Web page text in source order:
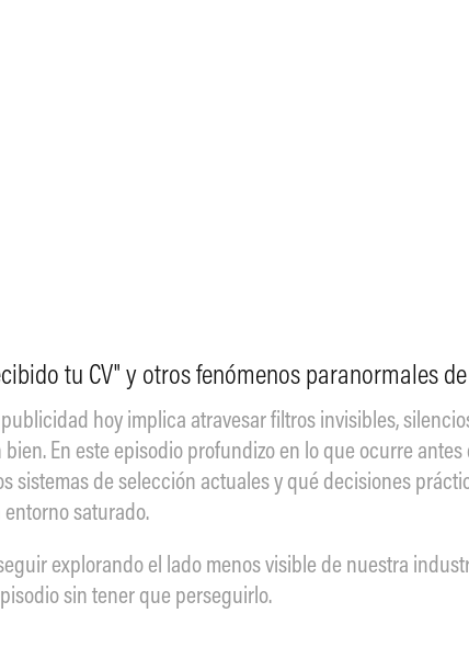
tu CV" y otros fenómenos paranormales
hoy implica atravesar filtros invisibles,
En este episodio profundizo en lo que ocurre
sistemas de selección actuales y qué decisiones
saturado.
explorando el lado menos visible de nuestra
sin tener que perseguirlo.